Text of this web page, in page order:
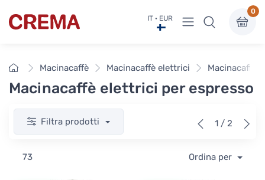
Crema IT · EUR Visualizza menu
0
HomeMacinacaffè Macinacaffè elettrici Macinacaffè
Macinacaffè elettrici per espresso
Filtra prodotti 1 / 2
73 Ordina per